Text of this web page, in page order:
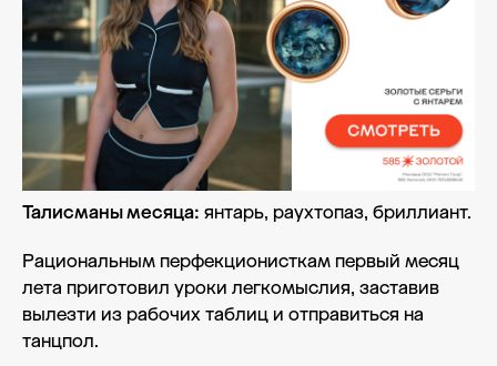
Талисманы месяца: янтарь, раухтопаз, бриллиант.
Рациональным перфекционисткам первый месяц
лета приготовил уроки легкомыслия, заставив
вылезти из рабочих таблиц и отправиться на
танцпол.